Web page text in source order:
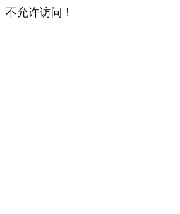
不允许访问！